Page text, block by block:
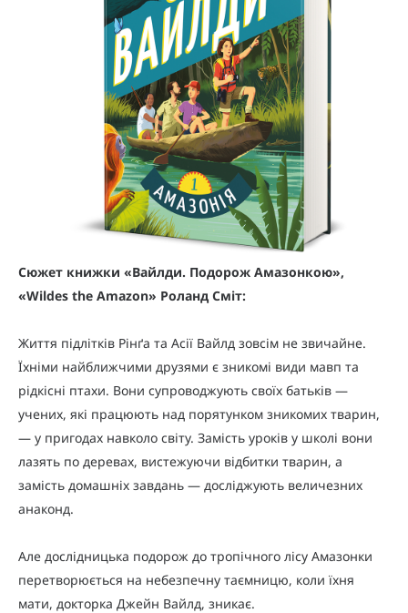
Сюжет книжки «Вайлди. Подорож Амазонкою»,
«Wildes the Amazon» Роланд Сміт:
Життя підлітків Рінґа та Асії Вайлд зовсім не звичайне.
Їхніми найближчими друзями є зникомі види мавп та
рідкісні птахи. Вони супроводжують своїх батьків —
учених, які працюють над порятунком зникомих тварин,
— у пригодах навколо світу. Замість уроків у школі вони
лазять по деревах, вистежуючи відбитки тварин, а
замість домашніх завдань — досліджують величезних
анаконд.
Але дослідницька подорож до тропічного лісу Амазонки
перетворюється на небезпечну таємницю, коли їхня
мати, докторка Джейн Вайлд, зникає.